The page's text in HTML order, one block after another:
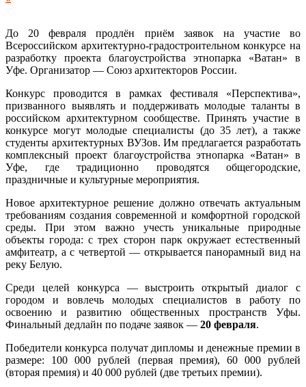
До 20 февраля продлён приём заявок на участие во
Всероссийском архитектурно-градостроительном конкурсе на
разработку проекта благоустройства этнопарка «Ватан» в
Уфе. Организатор — Союз архитекторов России.
Конкурс проводится в рамках фестиваля «Перспектива»,
призванного выявлять и поддерживать молодые таланты в
российском архитектурном сообществе. Принять участие в
конкурсе могут молодые специалисты (до 35 лет), а также
студенты архитектурных ВУЗов. Им предлагается разработать
комплексный проект благоустройства этнопарка «Ватан» в
Уфе, где традиционно проводятся общегородские,
праздничные и культурные мероприятия.
Новое архитектурное решение должно отвечать актуальным
требованиям создания современной и комфортной городской
среды. При этом важно учесть уникальные природные
объекты города: с трех сторон парк окружает естественный
амфитеатр, а с четвертой — открывается панорамный вид на
реку Белую.
Среди целей конкурса — выстроить открытый диалог с
городом и вовлечь молодых специалистов в работу по
освоению и развитию общественных пространств Уфы.
Финальный дедлайн по подаче заявок — 20 февраля.
Победители конкурса получат дипломы и денежные премии в
размере: 100 000 рублей (первая премия), 60 000 рублей
(вторая премия) и 40 000 рублей (две третьих премии).